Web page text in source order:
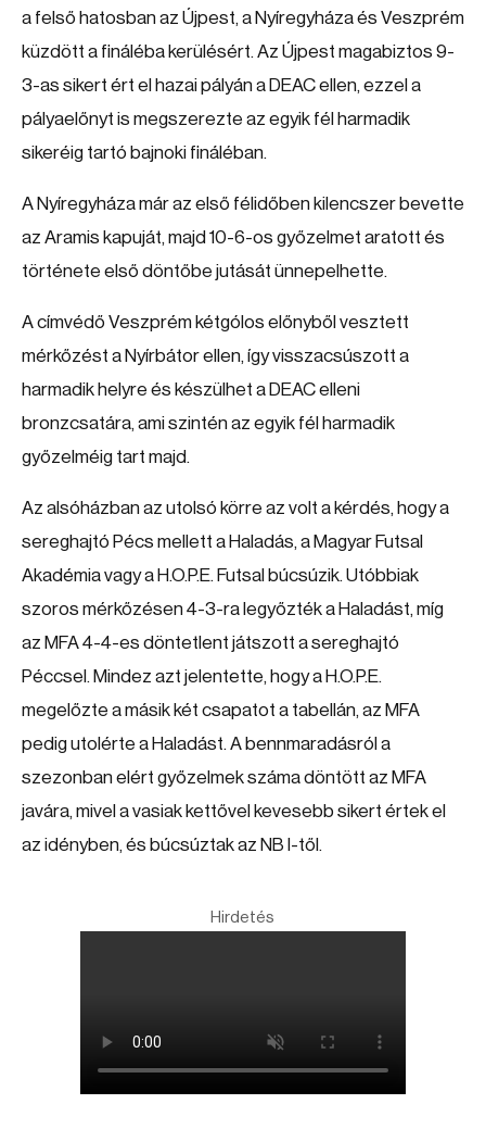
a felső hatosban az Újpest, a Nyíregyháza és Veszprém
küzdött a fináléba kerülésért. Az Újpest magabiztos 9-
3-as sikert ért el hazai pályán a DEAC ellen, ezzel a
pályaelőnyt is megszerezte az egyik fél harmadik
sikeréig tartó bajnoki fináléban.
A Nyíregyháza már az első félidőben kilencszer bevette
az Aramis kapuját, majd 10-6-os győzelmet aratott és
története első döntőbe jutását ünnepelhette.
A címvédő Veszprém kétgólos előnyből vesztett
mérkőzést a Nyírbátor ellen, így visszacsúszott a
harmadik helyre és készülhet a DEAC elleni
bronzcsatára, ami szintén az egyik fél harmadik
győzelméig tart majd.
Az alsóházban az utolsó körre az volt a kérdés, hogy a
sereghajtó Pécs mellett a Haladás, a Magyar Futsal
Akadémia vagy a H.O.P.E. Futsal búcsúzik. Utóbbiak
szoros mérkőzésen 4-3-ra legyőzték a Haladást, míg
az MFA 4-4-es döntetlent játszott a sereghajtó
Péccsel. Mindez azt jelentette, hogy a H.O.P.E.
megelőzte a másik két csapatot a tabellán, az MFA
pedig utolérte a Haladást. A bennmaradásról a
szezonban elért győzelmek száma döntött az MFA
javára, mivel a vasiak kettővel kevesebb sikert értek el
az idényben, és búcsúztak az NB I-től.
Hirdetés